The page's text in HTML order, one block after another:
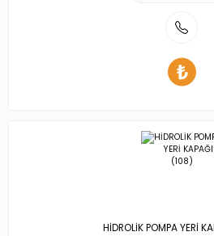
HİDROLİK POMPA YERİ